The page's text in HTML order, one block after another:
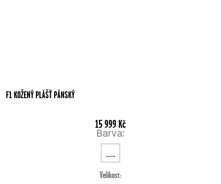
F1 KOŽENÝ PLÁŠŤ PÁNSKÝ
15 999 Kč
Barva:
…….
Velikost: